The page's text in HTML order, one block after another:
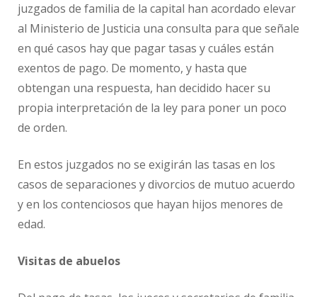
juzgados de familia de la capital han acordado elevar
al Ministerio de Justicia una consulta para que señale
en qué casos hay que pagar tasas y cuáles están
exentos de pago. De momento, y hasta que
obtengan una respuesta, han decidido hacer su
propia interpretación de la ley para poner un poco
de orden.
En estos juzgados no se exigirán las tasas en los
casos de separaciones y divorcios de mutuo acuerdo
y en los contenciosos que hayan hijos menores de
edad.
Visitas de abuelos